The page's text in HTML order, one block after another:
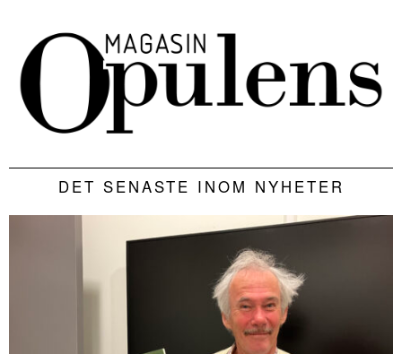
DET SENASTE INOM NYHETER